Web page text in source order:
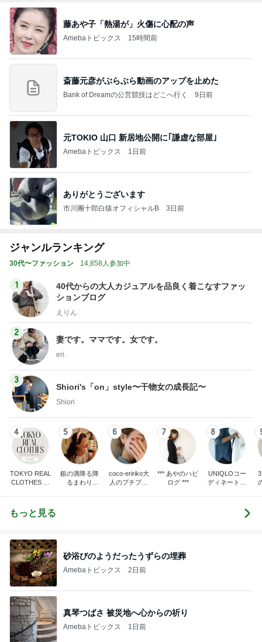
藤あや子「熱湯が」火傷に心配の声
Amebaトピックス 15時間前
斎藤元彦がぶらぶら動画のアップを止めた
Bank of Dreamの公営競技はどこへ行く 9日前
元TOKIO 山口 新居地公開に｢謙虚な部屋｣
Amebaトピックス 1日前
ありがとうございます
市川團十郎白猿オフィシャルB 3日前
ジャンルランキング
30代〜ファッション 14,858人参加中
1
40代からの大人カジュアルを品良く着こなすファッ
ションブログ
えりん
2
妻です。ママです。女です。
eri.
3
Shiori's「on」style〜干物女の成長記〜
Shiori
4
TOKYO REAL
CLOTHES 大
5
銀の滴降る降
るまわり
6
coco-eririko大
人のプチプラ
7
*** あやのハピ
ログ ***
8
UNIQLOコー
ディネート日
もっと見る
砂浴びのようだったうずらの埋葬
Amebaトピックス 2日前
真琴つばさ 被災地へ心からの祈り
Amebaトピックス 1日前